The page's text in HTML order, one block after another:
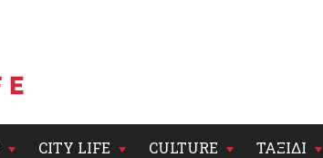
CITY LIFE CULTURE ΤΑΞΙΔΙ